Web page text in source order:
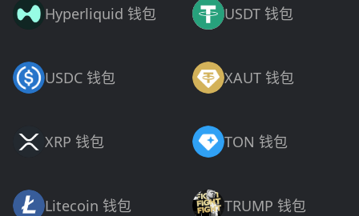
Hyperliquid 钱包 USDT 钱包
USDC 钱包 XAUT 钱包
XRP 钱包 TON 钱包
Litecoin 钱包 TRUMP 钱包